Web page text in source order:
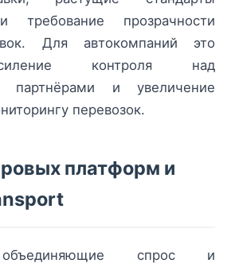
требование прозрачности
Для автокомпаний это
контроля над
партнёрами и увеличение
перевозок.
платформ и
спрос и